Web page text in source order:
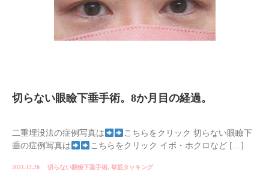
切らない眼瞼下垂手術。8か月目の経過。
二重埋没法の症例写真は
こちらをクリック 切らない眼瞼下
垂の症例写真は
こちらをクリック イボ・ホクロなど […]
2021.12.20 切らない眼瞼下垂手術, 挙筋タッキング